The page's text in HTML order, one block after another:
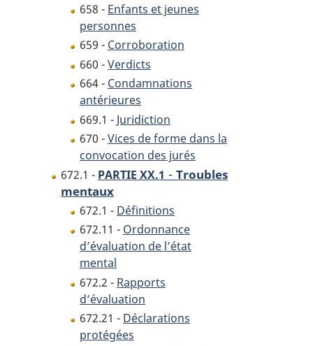
658 - Enfants et jeunes
personnes
659 - Corroboration
660 -Verdicts
664 - Condamnations
antérieures
669.1 - Juridiction
670 -Vices de forme dans la
convocation des jurés
672.1 - PARTIE XX.1 - Troubles
mentaux
672.1 - Définitions
672.11 - Ordonnance
d’évaluation de l’état
mental
672.2 - Rapports
d’évaluation
672.21 - Déclarations
protégées